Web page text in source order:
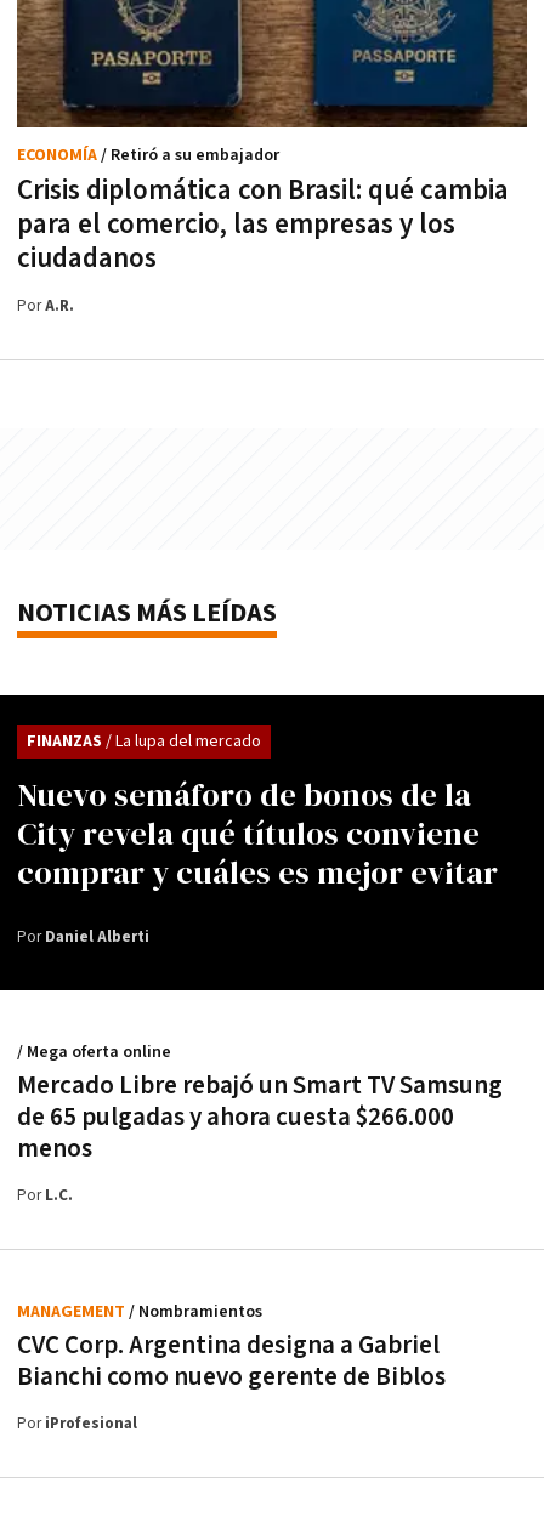
Crisis diplomática con Brasil: qué cambia
para el comercio, las empresas y los
ciudadanos
ECONOMÍA/ Retiró a su embajador
PorA.R.
NOTICIAS MÁS LEÍDAS
Nuevo semáforo de bonos de la
City revela qué títulos conviene
comprar y cuáles es mejor evitar
FINANZAS / La lupa del mercado
PorDaniel Alberti
Mercado Libre rebajó un Smart TV Samsung
de 65 pulgadas y ahora cuesta $266.000
menos
/ Mega oferta online
PorL.C.
CVC Corp. Argentina designa a Gabriel
Bianchi como nuevo gerente de Biblos
MANAGEMENT / Nombramientos
PoriProfesional